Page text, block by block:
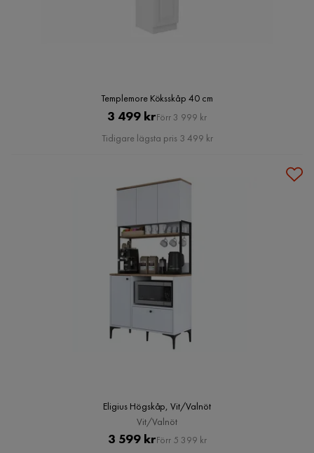
Templemore Köksskåp 40 cm
Pris
3 499 krOriginal
Pris
Förr 3 999 kr
Tidigare lägsta pris 3 499 kr
Eligius Högskåp, Vit/Valnöt
Vit/Valnöt
Pris
3 599 krOriginal
Förr 5 399 kr